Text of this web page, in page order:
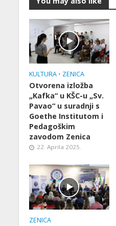
KULTURA • ZENICA
Otvorena izložba
„Kafka“ u KŠC-u „Sv.
Pavao“ u suradnji s
Goethe Institutom i
Pedagoškim
zavodom Zenica
22. Aprila 2025.
ZENICA